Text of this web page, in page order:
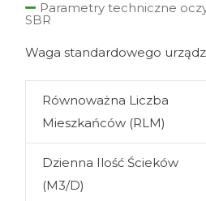
Parametry techniczne
SBR
Waga standardowego
Równoważna Liczba
Mieszkańców (RLM)
Dzienna Ilość Ścieków
(m3/d)